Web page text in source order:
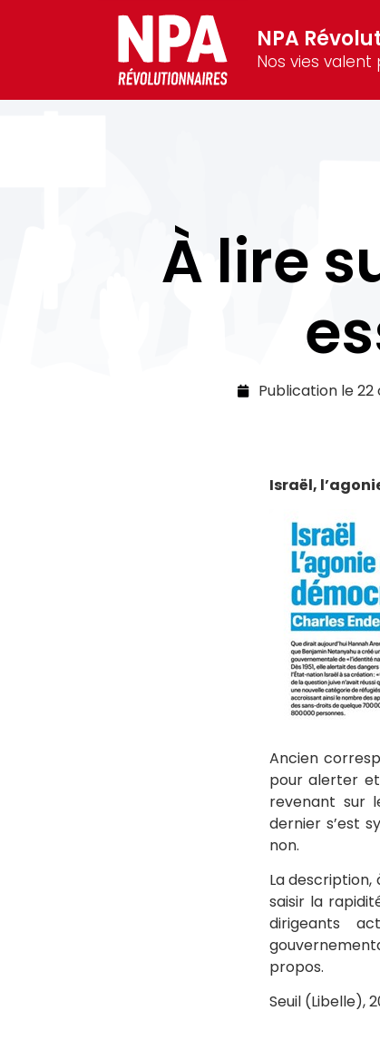
NPA
Nos vies
À lire
Publication le22
Israël,
Ancien
pour alerter
revenant sur
dernier s’est
non.
La
saisir la
dirigeants
propos.
Seuil (Libelle),